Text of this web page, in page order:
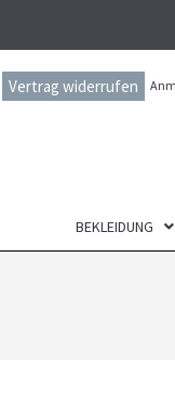
Vertrag widerrufen
BEKLEIDUNG